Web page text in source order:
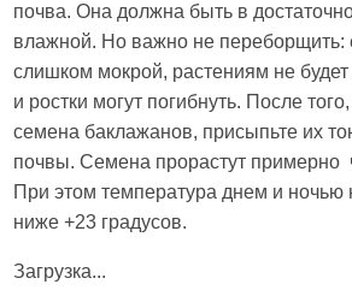
почва. Она должна быть в
влажной. Но важно не переборщить:
слишком мокрой, растениям не будет
и ростки могут погибнуть. После
семена баклажанов, присыпьте их
почвы. Семена прорастут примерно
При этом температура днем и ночью
ниже +23 градусов.
Загрузка...